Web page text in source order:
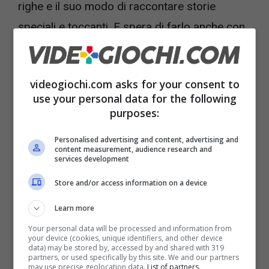
righe e il suo modo di raccontare storie
speciali e toccanti. E spera di farlo anche con
il nuovo gioco appena annunciato:
Fatherhood.
Nuovo gioco che ricorda le atmosfere di The Last of Us –
videogiochi.com asks for your consent to
use your personal data for the following
purposes:
Personalised advertising and content, advertising and
content measurement, audience research and
services development
Store and/or access information on a device
Learn more
Your personal data will be processed and information from
your device (cookies, unique identifiers, and other device
data) may be stored by, accessed by and shared with 319
partners, or used specifically by this site. We and our partners
may use precise geolocation data. List of partners.